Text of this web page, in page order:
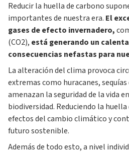
Reducir la huella de carbono
importantes de nuestra era. El
gases de efecto invernadero,
(CO2), está generando un
consecuencias nefastas para
La alteración del clima provoca
extremas como huracanes,
amenazan la seguridad de la vida
biodiversidad. Reduciendo la
efectos del cambio climático y
futuro sostenible.
Además de todo esto, a nivel